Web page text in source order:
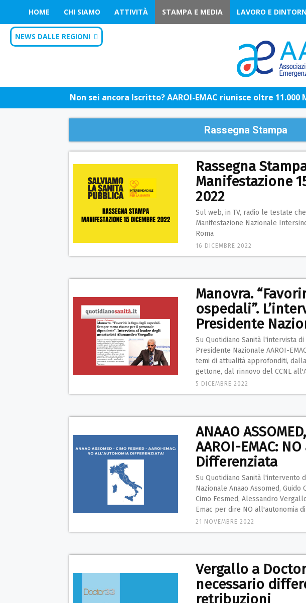
HOME CHI SIAMO ATTIVITÀ STAMPA E MEDIA LAVORO E
NEWS DALLE REGIONI
Non sei ancora Iscritto? AAROI-EMAC riunisce oltre
Rassegna Stampa
Rassegna
Manifestazione
2022
Sul web, in TV, radio le testate
Manifestazione Nazionale
Roma
16 DICEMBRE 2022
Manovra.
ospedali”.
Presidente
Su Quotidiano Sanità l'intervista
Presidente Nazionale AAROI-
temi di attualità approfonditi,
gettone, dal rinnovo del CCNL
5 DICEMBRE 2022
ANAAO
AAROI-EMAC:
Differenziata
Su Quotidiano Sanità l'intervento
Nazionale Anaao Assomed, Guido
Cimo Fesmed, Alessandro
Emac per dire NO all'autonomia
21 NOVEMBRE 2022
Vergallo a
necessario
retribuzioni